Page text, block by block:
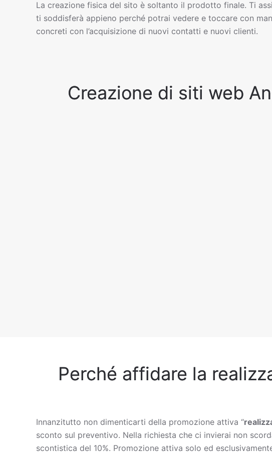
La creazione fisica del sito è soltanto il prodotto finale. Ti
ti soddisferà appieno perché potrai vedere e toccare con
concreti con l’acquisizione di nuovi contatti e nuovi clienti.
Creazione di siti web
Perché affidare la
Innanzitutto non dimenticarti della promozione attiva “
sconto sul preventivo. Nella richiesta che ci invierai non
scontistica del 10%. Promozione attiva solo ed